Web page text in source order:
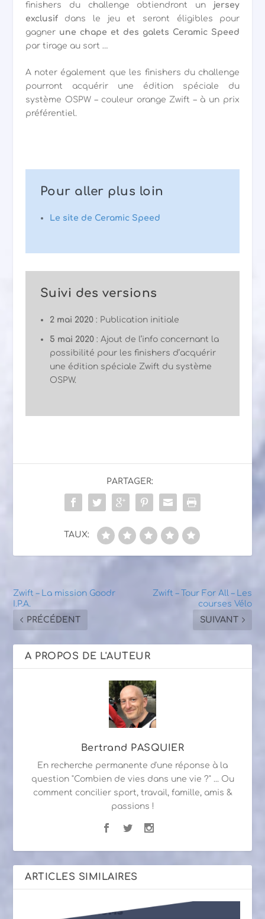
finishers du challenge obtiendront un jersey
exclusifdans le jeu et seront éligibles pour
gagner une chape et des galets Ceramic Speed
par tirage au sort …
A noter également que les finishers du challenge
pourront acquérir une édition spéciale du
système OSPW – couleur orange Zwift – à un prix
préférentiel.
Pour aller plus loin
Le site de Ceramic Speed
Suivi des versions
2 mai 2020: Publication initiale
5 mai 2020: Ajout de l’info concernant la
possibilité pour les finishers d’acquérir
une édition spéciale Zwift du système
OSPW.
PARTAGER:
TAUX:
Zwift – La mission Goodr
I.P.A.
PRÉCÉDENT
Zwift – Tour For All – Les
courses Vélo
SUIVANT
A PROPOS DE L'AUTEUR
Bertrand PASQUIER
En recherche permanente d'une réponse à la
question "Combien de vies dans une vie ?" ... Ou
comment concilier sport, travail, famille, amis &
passions !
ARTICLES SIMILAIRES